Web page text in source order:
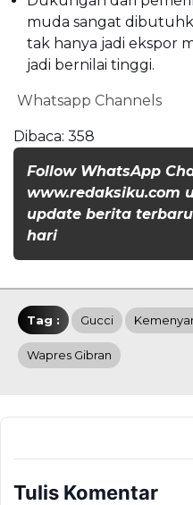
muda sangat
tak hanya jadi ekspor
jadi bernilai tinggi.
Whatsapp Channels
Dibaca: 358
Follow WhatsApp
www.redaksiku.com
update berita
hari
Tag : Gucci
Wapres Gibran
Tulis Komentar